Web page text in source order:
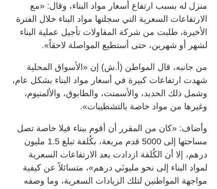
منزل له بسبب ارتفاع أسعار مواد البناء، وقال: «مع
الارتفاعات السعرية التي سجلتها مواد البناء خلال الفترة
الأخيرة، طلبت من شركة المقاولات تأجيل عملية البناء
لشهر أو شهرين، حتى أستطيع المواصلة لاحقاً».
من جانبه، قال المواطن (أ.ش) إن «الأسواق المحلية
شهدت ارتفاعات كبيرة في أسعار مواد البناء بشكل عام،
وشمل ذلك الحديد، والأسمنت، والطابوق، والألمنيوم،
وغيرها من مواد خاصة بالتشطيبات».
وأضاف: «كان من المقرر أن أقوم ببناء فيلا خاصة تصل
مساحتها إلى 5000 قدم مربعة، بكُلفة تبلغ 1.5 مليون
درهم، إلا أن الكُلفة ازدادت بعد الارتفاعات السعرية
لمواد البناء إلى نحو مليونَي درهم»، متسائلاً عن كيفية
مواجهة المواطنين لتلك الزيادات السعرية، وما وصفه